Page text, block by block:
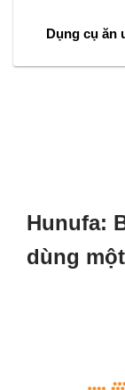
Dụng cụ ăn
Hunufa:
dùng